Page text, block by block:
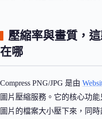
壓縮率與畫質，
在哪
Compress PNG/JPG 是由
圖片壓縮服務。它的核心功
圖片的檔案大小壓下來，同